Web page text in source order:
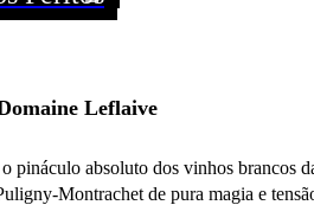
Leflaive
pináculo absoluto dos vinhos brancos
Montrachet de pura magia e